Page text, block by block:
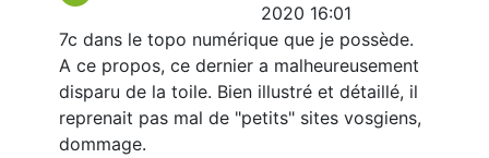
2020 16:01
7c dans le topo numérique que je possède.
A ce propos, ce dernier a malheureusement
disparu de la toile. Bien illustré et détaillé, il
reprenait pas mal de "petits" sites vosgiens,
dommage.